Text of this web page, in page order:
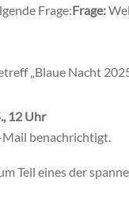
Frage:Frage:
„Blaue Nacht
12 Uhr
benachrichtigt.
Teil eines der